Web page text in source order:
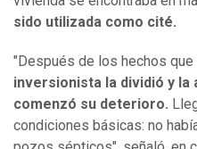
sido utilizada como cité.
"Después de los hechos que
inversionista la dividió y
comenzó su deterioro.
condiciones básicas: no